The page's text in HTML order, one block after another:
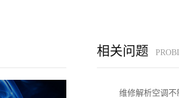
相关问题
维修解析空调